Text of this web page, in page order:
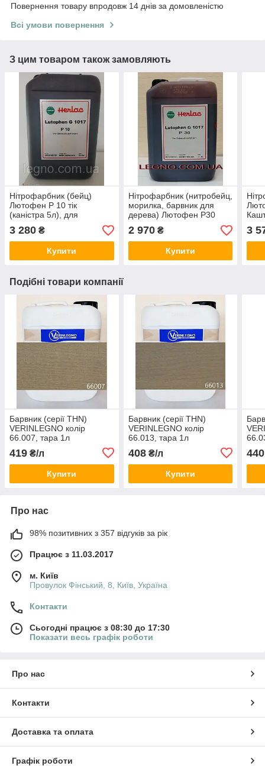
Повернення товару впродовж 14 днів за домовленістю
Всі умови повернення
З цим товаром також замовляють
Нітрофарбник (бейц)
Лютофен Р 10 тік
(каністра 5л), для
фарбування деревини,
"Герлак", Німеччина
3 280 ₴
Купити
Нітрофарбник (нитробейц,
морилка, барвник для
дерева) Лютофен Р30
Бурштин 5 л Herlac,
Німеччина
2 970₴
Купити
3
Подібні товари компанії
Барвник (серії THN)
VERINLEGNO колір
66.007, тара 1л
419 ₴/л
Купити
Барвник (серії THN)
VERINLEGNO колір
66.013, тара 1л
408₴/л
Купити
440
Про нас
98% позитивних з 357 відгуків за рік
Працює з 11.03.2017
м. Київ
Провулок Фінський, 8, Київ, Україна
Контакти
Сьогодні працює з 08:30 до 17:30
Показати весь графік роботи
Про нас
Контакти
Доставка та оплата
Графік роботи